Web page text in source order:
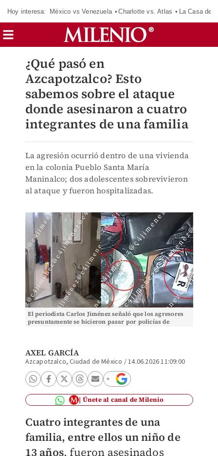
Hoy interesa: México vs Venezuela Charlotte vs. Atlas La Casa de
¿Qué pasó en
Azcapotzalco? Esto
sabemos sobre el ataque
donde asesinaron a cuatro
integrantes de una familia
La agresión ocurrió dentro de una vivienda
en la colonia Pueblo Santa María
Maninalco; dos adolescentes sobrevivieron
al ataque y fueron hospitalizadas.
El periodista Carlos Jiménez señaló que los agresores
presuntamente se hicieron pasar por policías de
AXEL GARCÍA
Azcapotzalco, Ciudad de México /14.06.2026 11:09:00
Únete al canal de Milenio
Cuatro integrantes de una
familia, entre ellos un niño de
13 años, fueron asesinados